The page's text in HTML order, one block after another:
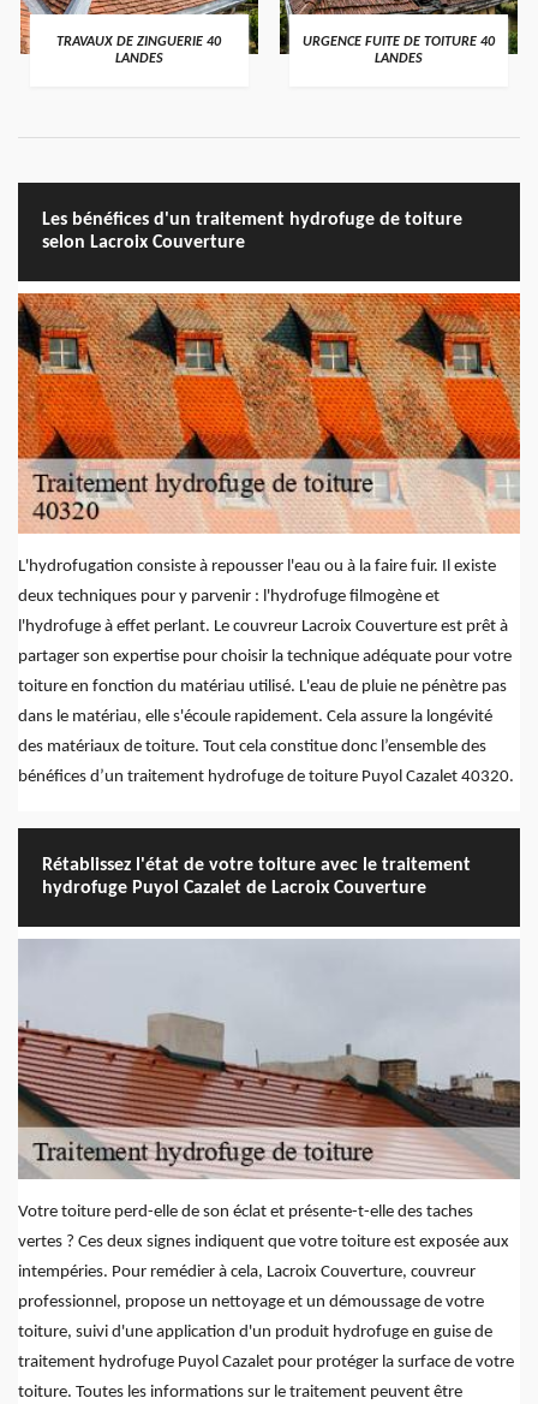
TRAVAUX DE ZINGUERIE 40
LANDES
URGENCE FUITE DE TOITURE 40
LANDES
Les bénéfices d'un traitement hydrofuge de toiture
selon Lacroix Couverture
L'hydrofugation consiste à repousser l'eau ou à la faire fuir. Il existe
deux techniques pour y parvenir : l'hydrofuge filmogène et
l'hydrofuge à effet perlant. Le couvreur Lacroix Couverture est prêt à
partager son expertise pour choisir la technique adéquate pour votre
toiture en fonction du matériau utilisé. L'eau de pluie ne pénètre pas
dans le matériau, elle s'écoule rapidement. Cela assure la longévité
des matériaux de toiture. Tout cela constitue donc l’ensemble des
bénéfices d’un traitement hydrofuge de toiture Puyol Cazalet 40320.
Rétablissez l'état de votre toiture avec le traitement
hydrofuge Puyol Cazalet de Lacroix Couverture
Votre toiture perd-elle de son éclat et présente-t-elle des taches
vertes ? Ces deux signes indiquent que votre toiture est exposée aux
intempéries. Pour remédier à cela, Lacroix Couverture, couvreur
professionnel, propose un nettoyage et un démoussage de votre
toiture, suivi d'une application d'un produit hydrofuge en guise de
traitement hydrofuge Puyol Cazalet pour protéger la surface de votre
toiture. Toutes les informations sur le traitement peuvent être